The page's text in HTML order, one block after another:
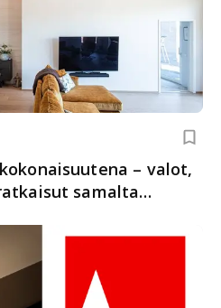
– valot,
samalta